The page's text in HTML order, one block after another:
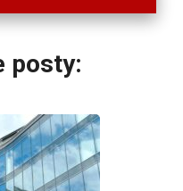
posty: